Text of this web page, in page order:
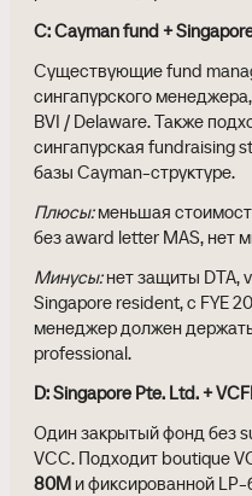
C: Cayman fund +
Существующие fund
сингапурского
BVI / Delaware. Также
сингапурская fundraising
базы Cayman-структуре.
Плюсы:меньшая
без award letter MAS, нет
Минусы:нет защиты DTA,
Singapore resident, с FYE
менеджер должен
professional.
D: Singapore Pte. Ltd. +
Один закрытый фонд без
VCC. Подходит boutique
80M и фиксированной LP-